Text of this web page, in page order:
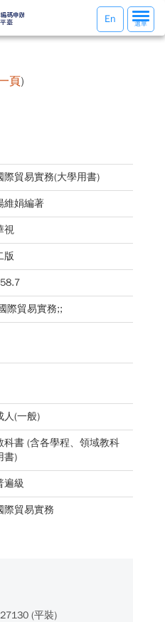
選
單
選單
En
頁)
際貿易實務(大學用書)
維娟編著
視
版
際貿易實務;;
人(一般)
科書 (含各學程、領域教科
書)
遍級
際貿易實務
(平裝)